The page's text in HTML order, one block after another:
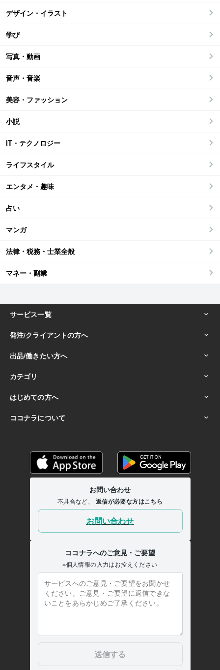
デザイン・イラスト
学び
写真・動画
音声・音楽
美容・ファッション
小説
IT・テクノロジー
ライフスタイル
エンタメ・趣味
占い
マンガ
法律・税務・士業全般
マネー・副業